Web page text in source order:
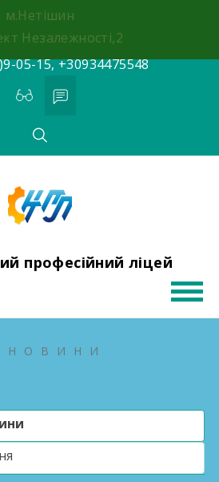
м.Нетішин
Незалежності,2
05-15, +30934475548
професійний ліцей
НОВИНИ